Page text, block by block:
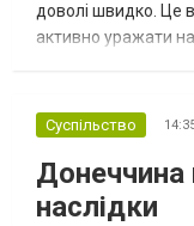
доволі швидко. Це
активно уражати
Суспільство
Донеччина
наслідки